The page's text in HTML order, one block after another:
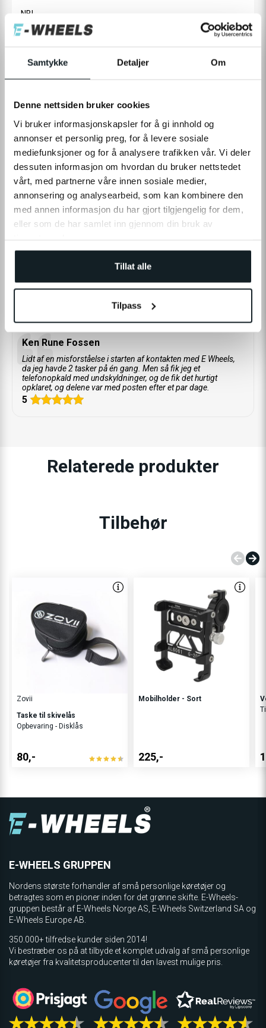
Samtykke Detaljer Om
Denne nettsiden bruker cookies
Vi bruker informasjonskapsler for å gi innhold og
annonser et personlig preg, for å levere sosiale
mediefunksjoner og for å analysere trafikken vår. Vi deler
dessuten informasjon om hvordan du bruker nettstedet
vårt, med partnerne våre innen sosiale medier,
annonsering og analysearbeid, som kan kombinere den
med annen informasjon du har gjort tilgjengelig for dem,
eller som de har samlet inn gjennom din bruk av
Tillat alle
Tilpass
NB!
Dette hovedkort hører til E2S Urban Max med motoren, du
motoren, du ser til venstre, med sort fælg, finder du det rigtige
LÆS MERE
SPECIFIKATIONER
Ken Rune Fossen
Lidt af en misforståelse i starten af kontakten med E Wheels,
da jeg havde 2 tasker på én gang. Men så fik jeg et
telefonopkald med undskyldninger, og de fik det hurtigt
opklaret, og delene var med posten efter et par dage.
5
Relaterede produkter
Tilbehør
Zovii
Taske til skivelås
Opbevaring - Disklås
80,-
Mobilholder - Sort
225,-
E-WHEELS GRUPPEN
Nordens største forhandler af små personlige køretøjer og
betragtes som en pioner inden for det grønne skifte. E-Wheels-
gruppen består af E-Wheels Norge AS, E­-Wheels Switzerland SA og
E-Wheels Europe AB.
350.000+ tilfredse kunder siden 2014!
Vi bestræber os på at tilbyde et komplet udvalg af små personlige
køretøjer fra kvalitetsproducenter til den lavest mulige pris.